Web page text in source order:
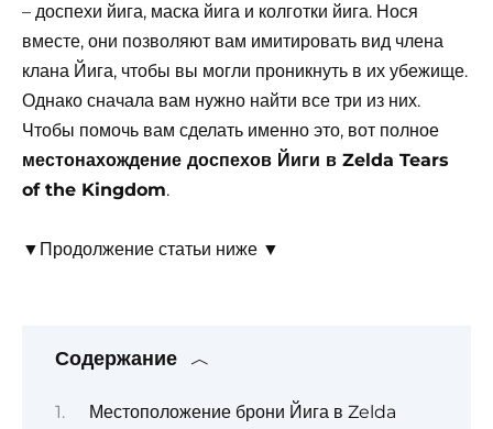
– доспехи йига, маска йига и колготки йига. Нося
вместе, они позволяют вам имитировать вид члена
клана Йига, чтобы вы могли проникнуть в их убежище.
Однако сначала вам нужно найти все три из них.
Чтобы помочь вам сделать именно это, вот полное
местонахождение доспехов Йиги в Zelda Tears
of the Kingdom.
▼Продолжение статьи ниже ▼
Содержание
Местоположение брони Йига в Zelda